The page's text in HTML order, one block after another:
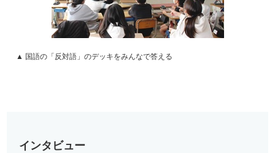
▲ 国語の「反対語」のデッキをみんなで答える
インタビュー